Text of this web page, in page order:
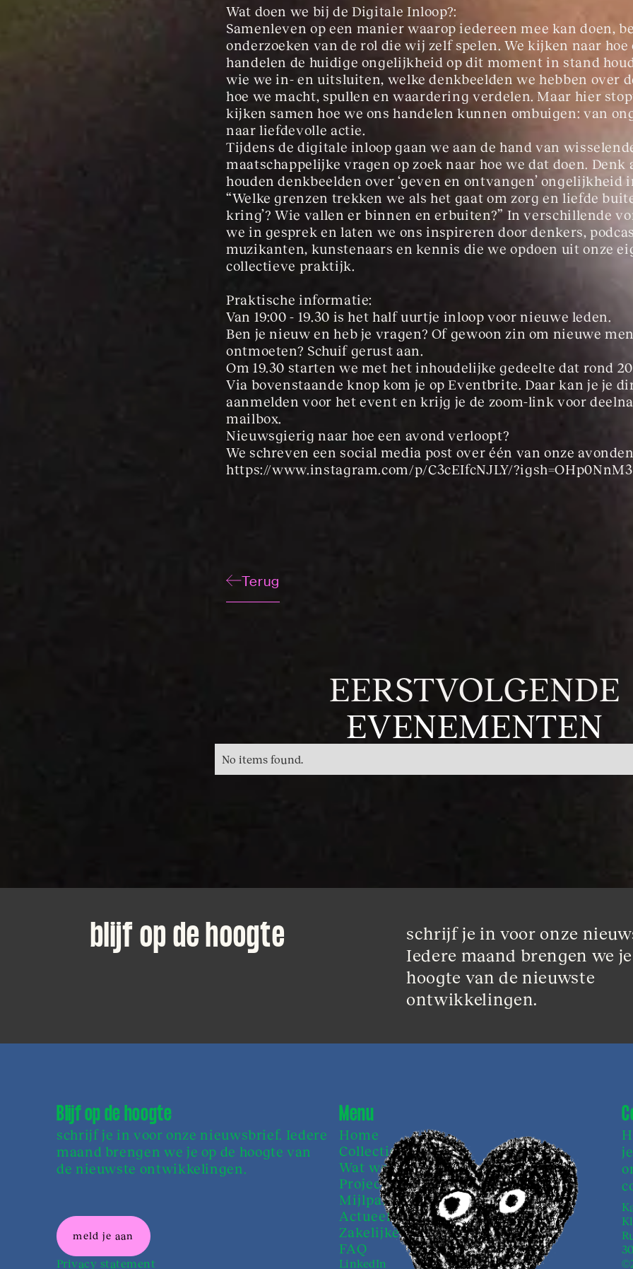
Wat doen we bij de Digitale Inloop?:
Samenleven op een manier waarop iedereen mee kan doen,
onderzoeken van de rol die wij zelf spelen. We kijken naar
handelen de huidige ongelijkheid op dit moment in stand
wie we in- en uitsluiten, welke denkbeelden we hebben over
hoe we macht, spullen en waardering verdelen. Maar hier
kijken samen hoe we ons handelen kunnen ombuigen: van
naar liefdevolle actie.
Tijdens de digitale inloop gaan we aan de hand van
maatschappelijke vragen op zoek naar hoe we dat doen. Denk
houden denkbeelden over ‘geven en ontvangen’ ongelijkheid
“Welke grenzen trekken we als het gaat om zorg en liefde
kring’? Wie vallen er binnen en erbuiten?” In verschillende
we in gesprek en laten we ons inspireren door denkers,
muzikanten, kunstenaars en kennis die we opdoen uit onze
collectieve praktijk.
Praktische informatie:
Van 19:00 - 19.30 is het half uurtje inloop voor nieuwe leden.
Ben je nieuw en heb je vragen? Of gewoon zin om nieuwe
ontmoeten? Schuif gerust aan.
Om 19.30 starten we met het inhoudelijke gedeelte dat rond
Via bovenstaande knop kom je op Eventbrite. Daar kan je je
aanmelden voor het event en krijg je de zoom-link voor
mailbox.
Nieuwsgierig naar hoe een avond verloopt?
We schreven een social media post over één van onze
https://www.instagram.com/p/C3cEIfcNJLY/
Terug
EERSTVOLGENDE
EVENEMENTEN
No items found.
blijf op de hoogte
schrijf je in voor onze
Iedere maand brengen we
hoogte van de nieuwste
ontwikkelingen.
Blijf op de hoogte
schrijf je in voor onze nieuwsbrief. Iedere
maand brengen we je op de hoogte van
de nieuwste ontwikkelingen.
meld je aan
Menu
Home
Collectieven
Wat we doen
Projecten
Mijlpalen
Actueel
Zakelijke zaken
FAQ
Privacy statement
LinkedIn